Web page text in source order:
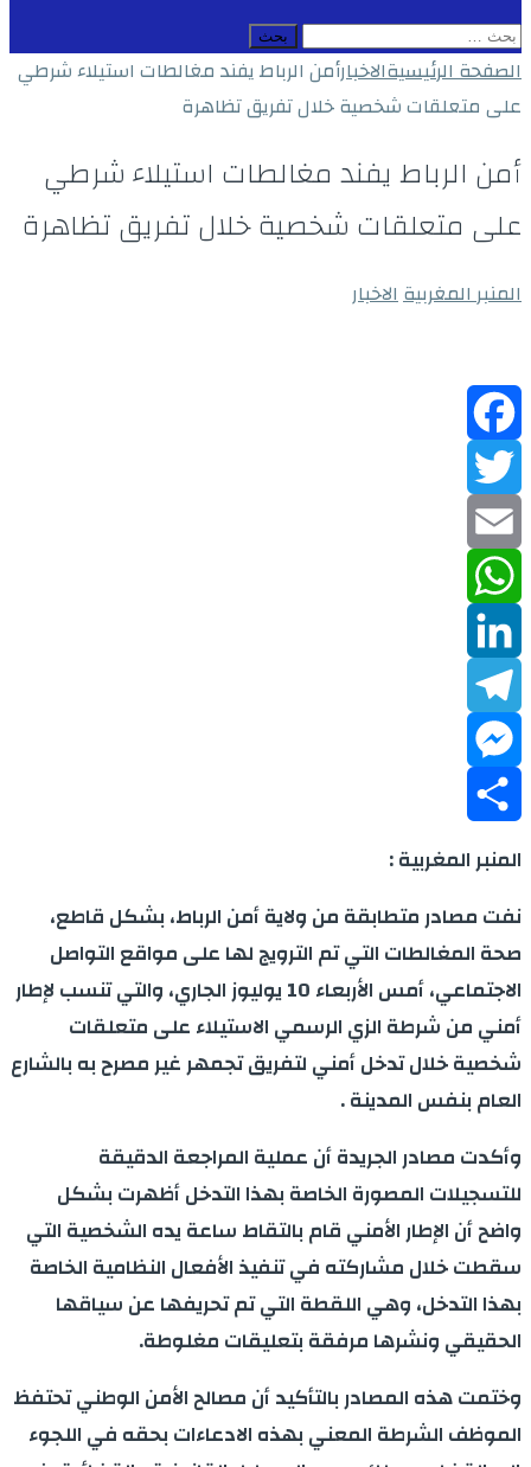
البحث
عن:
الصفحة الرئيسيةالاخبارأمن الرباط يفند مغالطات استيلاء شرطي
على متعلقات شخصية خلال تفريق تظاهرة
أمن الرباط يفند مغالطات استيلاء شرطي
على متعلقات شخصية خلال تفريق تظاهرة
المنبر المغربيةالاخبار
Facebook
Twitter
Email
WhatsApp
LinkedIn
Telegram
Messenger
Share
المنبر المغربية :
نفت مصادر متطابقة من ولاية أمن الرباط، بشكل قاطع،
صحة المغالطات التي تم الترويج لها على مواقع التواصل
الاجتماعي، أمس الأربعاء 10 يوليوز الجاري، والتي تنسب لإطار
أمني من شرطة الزي الرسمي الاستيلاء على متعلقات
شخصية خلال تدخل أمني لتفريق تجمهر غير مصرح به بالشارع
العام بنفس المدينة .
وأكدت مصادر الجريدة أن عملية المراجعة الدقيقة
للتسجيلات المصورة الخاصة بهذا التدخل أظهرت بشكل
واضح أن الإطار الأمني قام بالتقاط ساعة يده الشخصية التي
سقطت خلال مشاركته في تنفيذ الأفعال النظامية الخاصة
بهذا التدخل، وهي اللقطة التي تم تحريفها عن سياقها
الحقيقي ونشرها مرفقة بتعليقات مغلوطة.
وختمت هذه المصادر بالتأكيد أن مصالح الأمن الوطني تحتفظ
الموظف الشرطة المعني بهذه الادعاءات بحقه في اللجوء